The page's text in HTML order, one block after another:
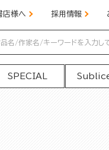
店様へ 採用情報
SPECIAL